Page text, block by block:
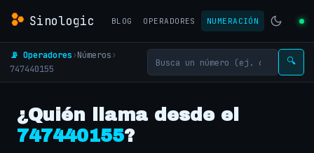
Sinologic BLOG OPERADORES NUMERACIÓN
📡 Operadores›Números›
747440155
🔍
¿Quién llama desde el
747440155?